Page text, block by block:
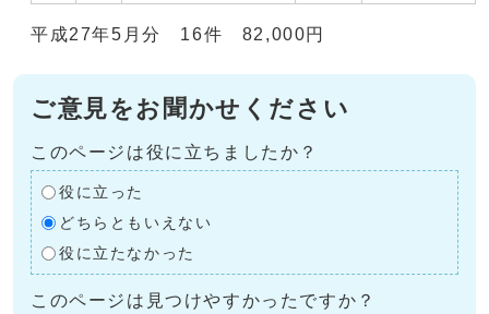
平成27年5月分 16件 82,000円
ご意見をお聞かせください
このページは役に立ちましたか？
役に立った
どちらともいえない
役に立たなかった
このページは見つけやすかったですか？